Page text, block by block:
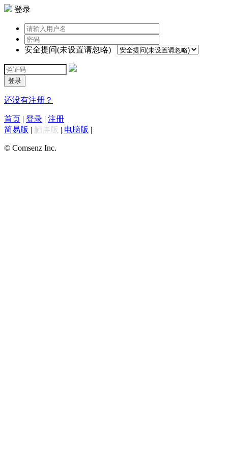
登录
安全提问(未设置请忽略)
登录
还没有注册？
首页 | 登录 | 注册
简易版 | 触屏版 | 电脑版 |
© Comsenz Inc.